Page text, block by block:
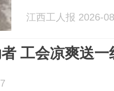
江西工人报 2026-
工会凉爽送一